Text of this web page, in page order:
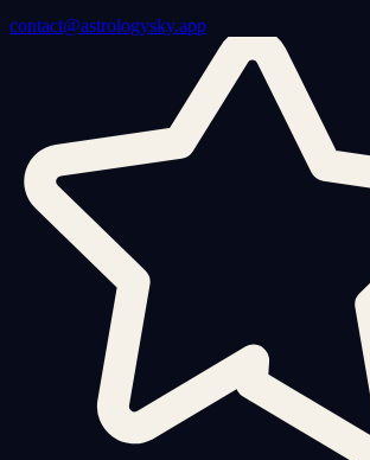
contact@astrologysky.app